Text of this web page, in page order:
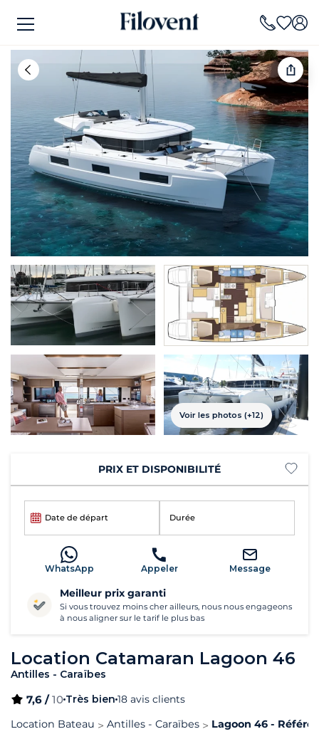
Voir les photos (+12)
Location Catamaran Lagoon 46
Antilles - Caraïbes
7,6 /10 Très bien 18 avis clients
Location Bateau
Antilles - Caraïbes Lagoon 46 -
PRIX ET DISPONIBILITÉ
Date de départ Durée
WhatsApp Appeler Message
Meilleur prix garanti
Si vous trouvez moins cher ailleurs, nous nous engageons
à nous aligner sur le tarif le plus bas